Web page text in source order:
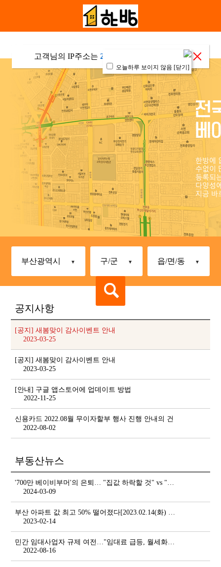
오늘하루 보이지 않음 [닫기]
부산광역시 구/군 읍/면/동
공지사항
[공지] 새봄맞이 감사이벤트 안내
2023-03-25
[공지] 새봄맞이 감사이벤트 안내
2023-03-25
[안내] 구글 앱스토어에 업데이트 방법
2022-11-25
신용카드 2022.08월 무이자할부 행사 진행 안내의 건
2022-08-02
부동산뉴스
'700만 베이비부머'의 은퇴… "집값 하락할 것" vs "지지할 것"
2024-03-09
2023-02-14
2022-08-16
고객님의 IP주소는 216.73.216.82